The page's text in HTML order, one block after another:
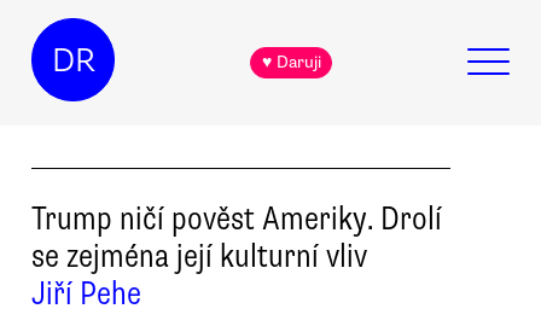
DR ♥ Daruji
Trump ničí pověst Ameriky. Drolí
se zejména její kulturní vliv
Jiří Pehe